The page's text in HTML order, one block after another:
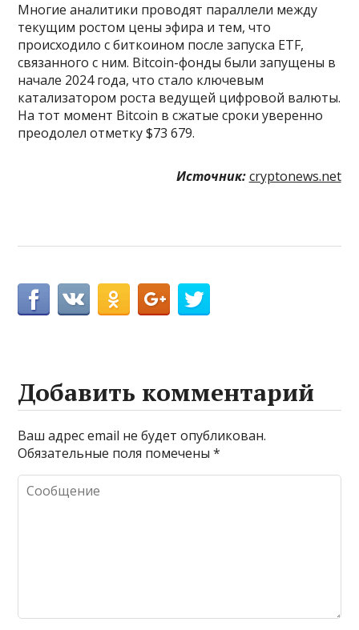
Многие аналитики проводят параллели между
текущим ростом цены эфира и тем, что
происходило с биткоином после запуска ETF,
связанного с ним. Bitcoin-фонды были запущены в
начале 2024 года, что стало ключевым
катализатором роста ведущей цифровой валюты.
На тот момент Bitcoin в сжатые сроки уверенно
преодолел отметку $73 679.
Источник: cryptonews.net
Добавить комментарий
Ваш адрес email не будет опубликован.
Обязательные поля помечены*